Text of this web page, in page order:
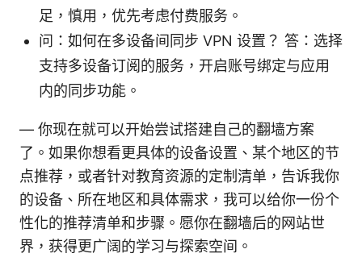
足，慎用，优先考虑付费服务。
问：如何在多设备间同步 VPN 设置？ 答：选择
支持多设备订阅的服务，开启账号绑定与应用
内的同步功能。
— 你现在就可以开始尝试搭建自己的翻墙方案
了。如果你想看更具体的设备设置、某个地区的节
点推荐，或者针对教育资源的定制清单，告诉我你
的设备、所在地区和具体需求，我可以给你一份个
性化的推荐清单和步骤。愿你在翻墙后的网站世
界，获得更广阔的学习与探索空间。